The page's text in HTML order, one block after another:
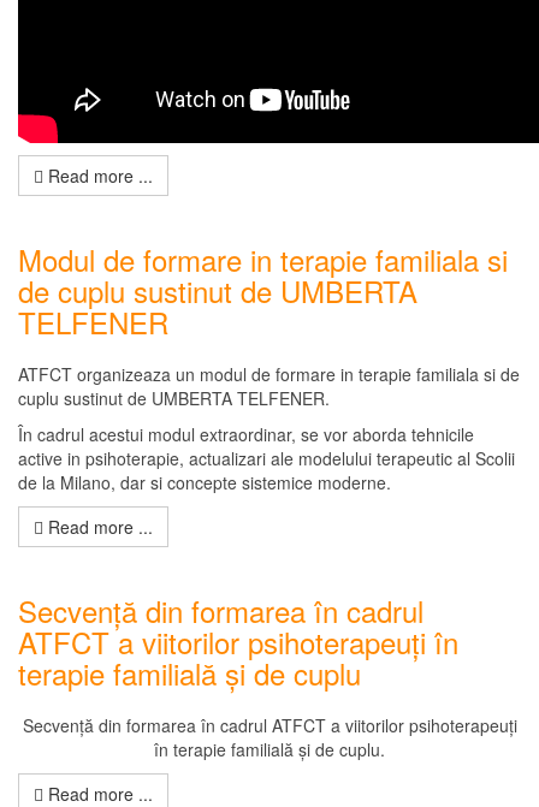
Read more ...
Modul de formare in terapie familiala si
de cuplu sustinut de UMBERTA
TELFENER
ATFCT organizeaza un modul de formare in terapie familiala si de
cuplu sustinut de UMBERTA TELFENER.
În cadrul acestui modul extraordinar, se vor aborda tehnicile
active in psihoterapie, actualizari ale modelului terapeutic al Scolii
de la Milano, dar si concepte sistemice moderne.
Read more ...
Secvență din formarea în cadrul
ATFCT a viitorilor psihoterapeuți în
terapie familială și de cuplu
Secvență din formarea în cadrul ATFCT a viitorilor psihoterapeuți
în terapie familială și de cuplu.
Read more ...